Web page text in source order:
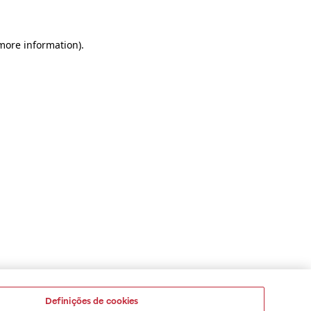
information).
Definições de cookies